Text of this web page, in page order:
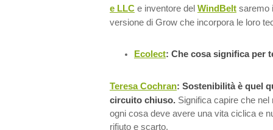
e LLC e inventore del WindBelt saremo
versione di Grow che incorpora le loro
Ecolect: Che cosa significa per
Teresa Cochran: Sostenibilità è quel
circuito chiuso. Significa capire che
ogni cosa deve avere una vita ciclica e
rifiuto e scarto.